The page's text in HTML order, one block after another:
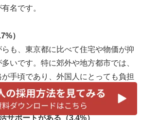
名です。
）
も、東京都に比べて住宅や物価が抑
いです。特に郊外や地方都市では、
手頃であり、外国人にとっても負担
魅力です。
サポートがある（3.4%）